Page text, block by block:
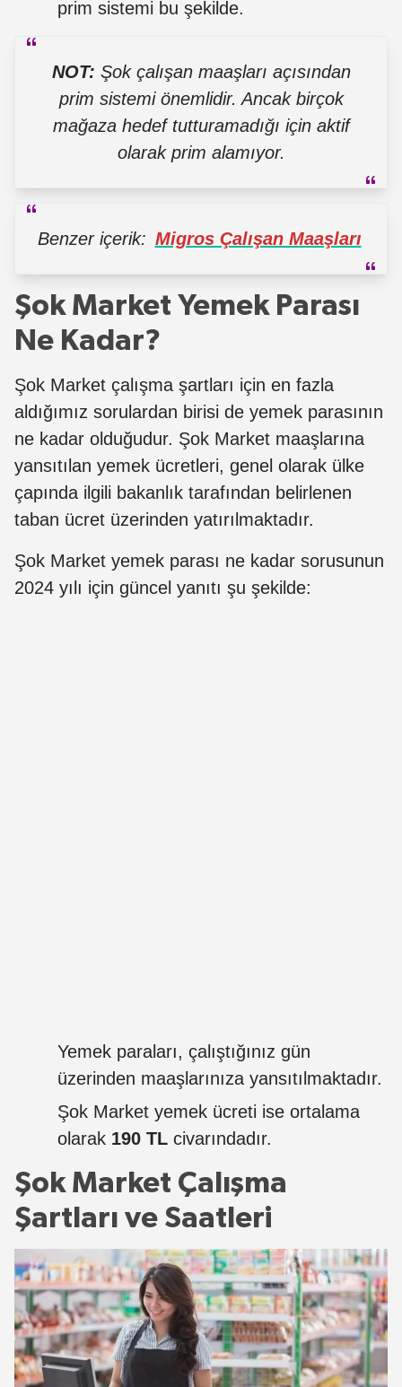
prim sistemi bu şekilde.
NOT: Şok çalışan maaşları açısından
prim sistemi önemlidir. Ancak birçok
mağaza hedef tutturamadığı için aktif
olarak prim alamıyor.
Benzer içerik: Migros Çalışan Maaşları
Şok Market Yemek Parası
Ne Kadar?
Şok Market çalışma şartları için en fazla
aldığımız sorulardan birisi de yemek parasının
ne kadar olduğudur. Şok Market maaşlarına
yansıtılan yemek ücretleri, genel olarak ülke
çapında ilgili bakanlık tarafından belirlenen
taban ücret üzerinden yatırılmaktadır.
Şok Market yemek parası ne kadar sorusunun
2024 yılı için güncel yanıtı şu şekilde:
Yemek paraları, çalıştığınız gün
üzerinden maaşlarınıza yansıtılmaktadır.
Şok Market yemek ücreti ise ortalama
olarak 190 TL civarındadır.
Şok Market Çalışma
Şartları ve Saatleri